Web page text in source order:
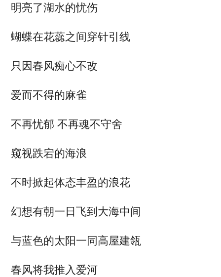
明亮了湖水的忧伤
蝴蝶在花蕊之间穿针引线
只因春风痴心不改
爱而不得的麻雀
不再忧郁 不再魂不守舍
窥视跌宕的海浪
不时掀起体态丰盈的浪花
幻想有朝一日飞到大海中间
与蓝色的太阳一同高屋建瓴
春风将我推入爱河